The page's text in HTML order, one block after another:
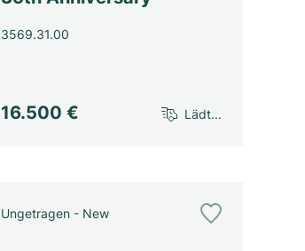
3569.31.00
16.500 € Lädt...
Ungetragen - New